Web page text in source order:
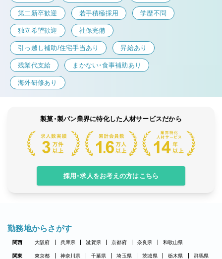
第二新卒歓迎 若手積極採用 学歴不問
独立希望歓迎 社保完備
引っ越し補助/住宅手当あり 昇給あり
残業代支給 まかない・食事補助あり
海外研修あり
製菓・製パン業界に特化した人材サービスだから
採用・求人をお考えの方はこちら
勤務地からさがす
関西 大阪府 兵庫県 滋賀県 京都府 奈良県 和歌山県
関東 東京都 神奈川県 千葉県 埼玉県 茨城県 栃木県 群馬県